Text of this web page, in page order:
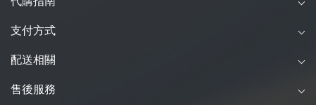
支付方式
配送相關
售後服務